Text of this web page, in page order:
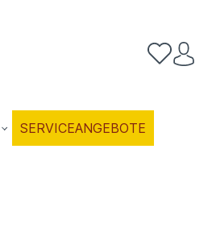
SERVICEANGEBOTE